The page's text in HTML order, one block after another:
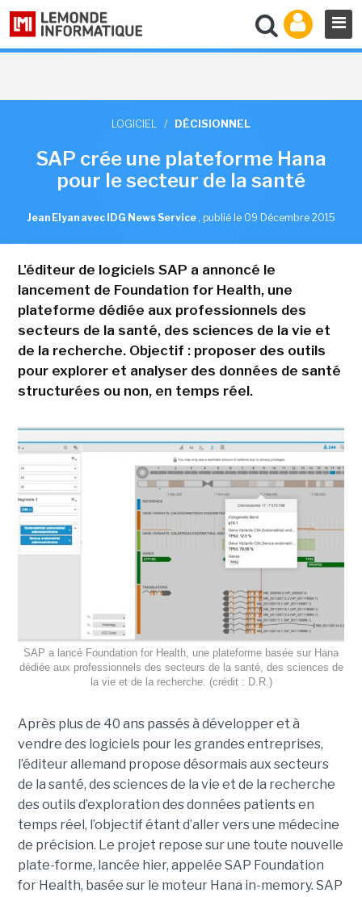
LOGICIEL / DÉCISIONNEL
SAP crée une plateforme Hana
pour le secteur de la santé
Jean Elyan avec IDG News Service , publié le 09 Décembre 2015
L'éditeur de logiciels SAP a annoncé le
lancement de Foundation for Health, une
plateforme dédiée aux professionnels des
secteurs de la santé, des sciences de la vie et
de la recherche. Objectif : proposer des outils
pour explorer et analyser des données de santé
structurées ou non, en temps réel.
SAP a lancé Foundation for Health, une plateforme basée sur Hana
dédiée aux professionnels des secteurs de la santé, des sciences de
la vie et de la recherche. (crédit : D.R.)
Après plus de 40 ans passés à développer et à
vendre des logiciels pour les grandes entreprises,
l’éditeur allemand propose désormais aux secteurs
de la santé, des sciences de la vie et de la recherche
des outils d’exploration des données patients en
temps réel, l’objectif étant d’aller vers une médecine
de précision. Le projet repose sur une toute nouvelle
plate-forme, lancée hier, appelée SAP Foundation
for Health, basée sur le moteur Hana in-memory. SAP